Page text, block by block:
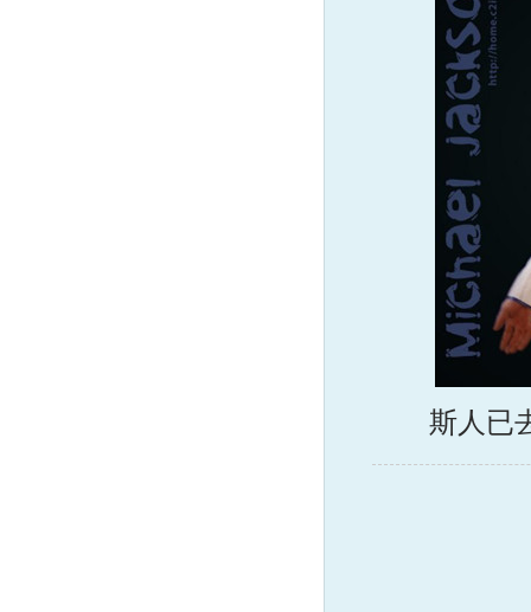
斯人已去